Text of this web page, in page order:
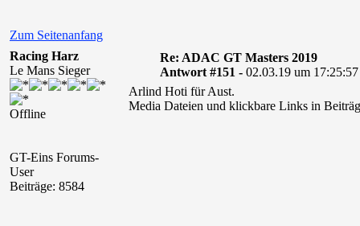
Zum Seitenanfang
Racing Harz
Le Mans Sieger
Offline
GT-Eins Forums-
User
Beiträge: 8584
Re: ADAC GT Masters 2019
Antwort #151 - 02.03.19 um 17:25:57
Arlind Hoti für Aust.
Media Dateien und klickbare Links in